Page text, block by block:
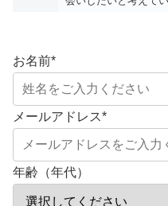
お名前*
メールアドレス*
年齢（年代）